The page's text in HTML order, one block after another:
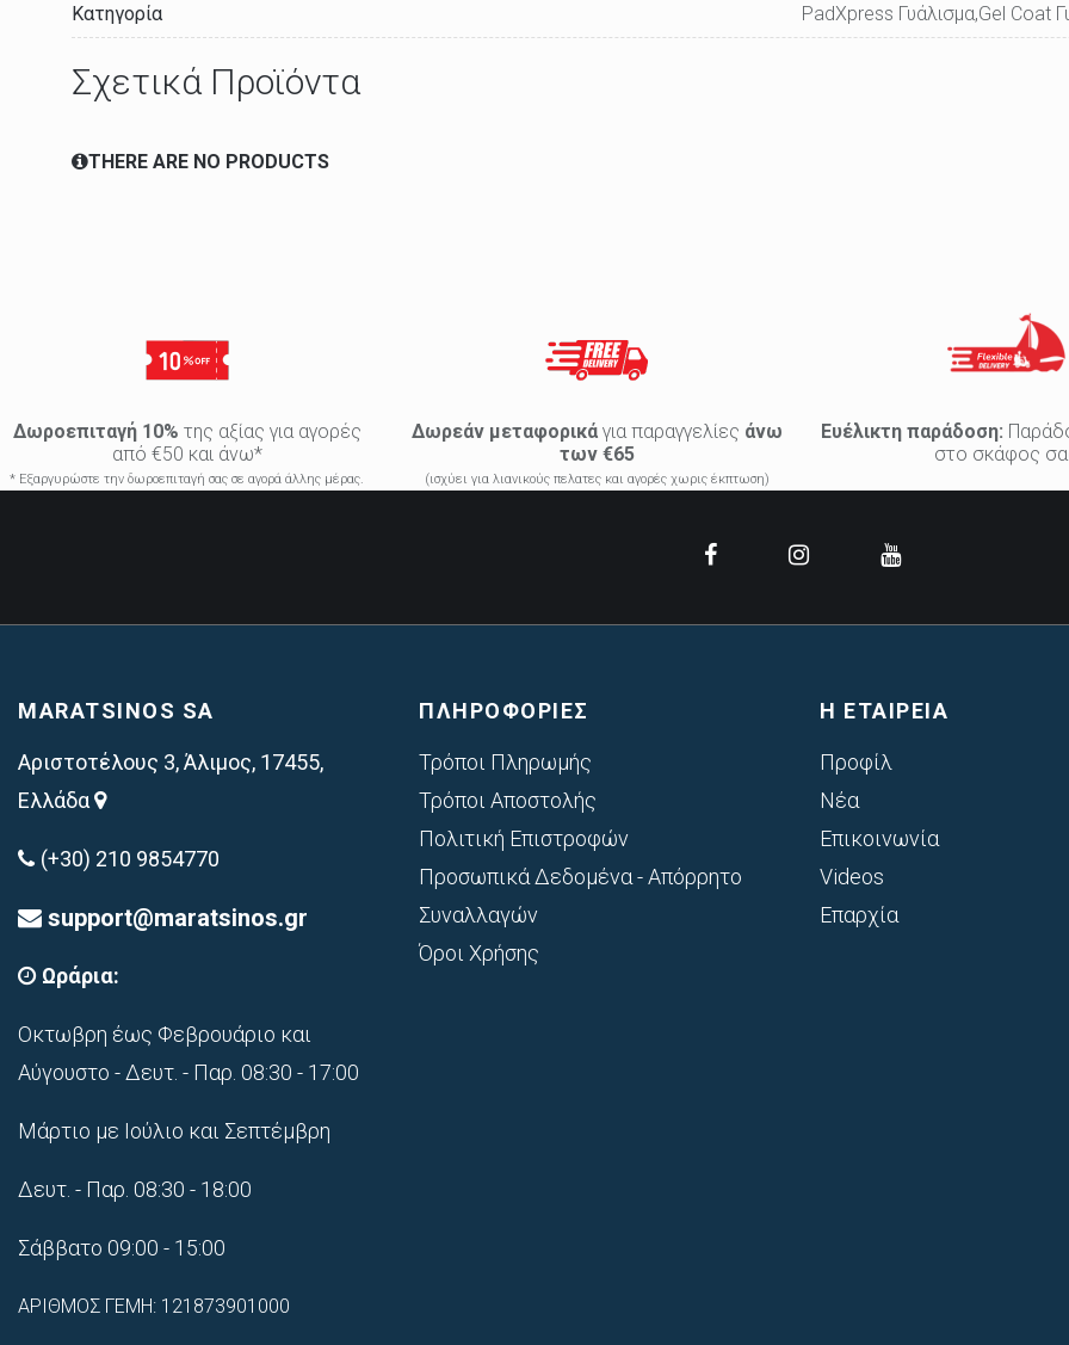
Κατηγορία PadXpress Γυάλισμα,Gel Coat
Σχετικά Προϊόντα
THERE ARE NO PRODUCTS
Δωροεπιταγή 10% της αξίας για αγορές
από €50 και άνω*
* Εξαργυρώστε την δωροεπιταγή σας σε αγορά άλλης μέρας.
Δωρεάν μεταφορικάγια παραγγελίες άνω
των €65
(ισχύει για λιανικούς πελατες και αγορές χωρις έκπτωση)
Ευέλικτη παράδοση:
στο σκάφος
MARATSINOS SA
Αριστοτέλους 3, Άλιμος, 17455,
Ελλάδα
(+30) 210 9854770
support@maratsinos.gr
Ωράρια:
Οκτωβρη έως Φεβρουάριο και
Αύγουστο - Δευτ. - Παρ. 08:30 - 17:00
Μάρτιο με Ιούλιο και Σεπτέμβρη
Δευτ. - Παρ. 08:30 - 18:00
Σάββατο 09:00 - 15:00
ΑΡΙΘΜΟΣ ΓΕΜΗ: 121873901000
ΠΛΗΡΟΦΟΡΙΕΣ
Τρόποι Πληρωμής
Τρόποι Αποστολής
Πολιτική Επιστροφών
Προσωπικά Δεδομένα - Απόρρητο
Συναλλαγών
Όροι Χρήσης
Η ΕΤΑΙΡΕΙΑ
Προφίλ
Νέα
Επικοινωνία
Videos
Επαρχία